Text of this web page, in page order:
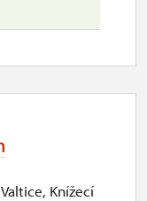
Knížecí